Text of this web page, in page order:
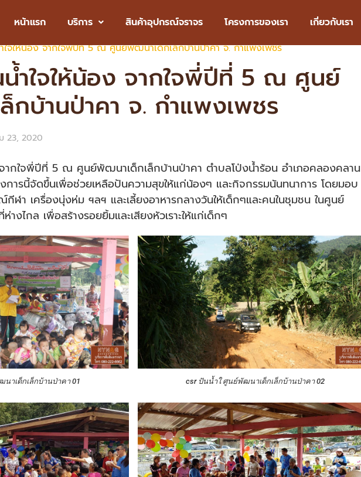
หน้าแรก บริการ สินค้าอุปกรณ์จราจร โครงการของเรา เกี่ยวกับเรา
ใจให้น้อง จากใจพี่ปีที่ 5 ณ ศูนย์พัฒนาเด็กเล็กบ้านป่าคา จ. กำแพงเพชร
น้ำใจให้น้อง จากใจพี่ปีที่ 5 ณ ศูนย์
กบ้านป่าคา จ. กำแพงเพชร
23, 2020
จากใจพี่ปีที่ 5 ณ ศูนย์พัฒนาเด็กเล็กบ้านป่าคา ตำบลโป่งน้ำร้อน อำเภอคลองคลาน
ารนี้จัดขึ้นเพื่อช่วยเหลือปันความสุขให้แก่น้องๆ และกิจกรรมนันทนาการ โดยมอบ
า เครื่องนุ่งห่ม ฯลฯ และเลี้ยงอาหารกลางวันให้เด็กๆและคนในชุมชน ในศูนย์
งไกล เพื่อสร้างรอยยิ้มและเสียงหัวเราะให้แก่เด็กๆ
าเด็กเล็กบ้านป่าคา 01 csr ปันน้ำใ ศูนย์พัฒนาเด็กเล็กบ้านป่าคา 02